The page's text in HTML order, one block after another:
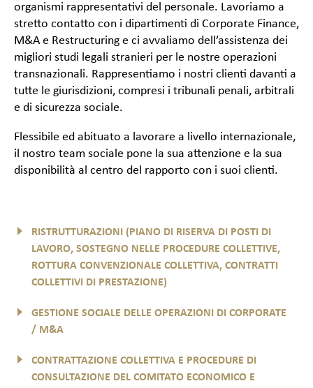
organismi rappresentativi del personale. Lavoriamo a
stretto contatto con i dipartimenti di Corporate Finance,
M&A e Restructuring e ci avvaliamo dell’assistenza dei
migliori studi legali stranieri per le nostre operazioni
transnazionali. Rappresentiamo i nostri clienti davanti a
tutte le giurisdizioni, compresi i tribunali penali, arbitrali
e di sicurezza sociale.
Flessibile ed abituato a lavorare a livello internazionale,
il nostro team sociale pone la sua attenzione e la sua
disponibilità al centro del rapporto con i suoi clienti.
RISTRUTTURAZIONI (PIANO DI RISERVA DI POSTI DI
LAVORO, SOSTEGNO NELLE PROCEDURE COLLETTIVE,
ROTTURA CONVENZIONALE COLLETTIVA, CONTRATTI
COLLETTIVI DI PRESTAZIONE)
GESTIONE SOCIALE DELLE OPERAZIONI DI CORPORATE
/ M&A
CONTRATTAZIONE COLLETTIVA E PROCEDURE DI
CONSULTAZIONE DEL COMITATO ECONOMICO E